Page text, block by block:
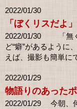
2022/01/30
「ぼくリスだよ」
2022/01/30 「無く
ど“癖”があるように
えば、撮影も簡単
2022/01/29
物語りのあった
2022/01/29 今朝、